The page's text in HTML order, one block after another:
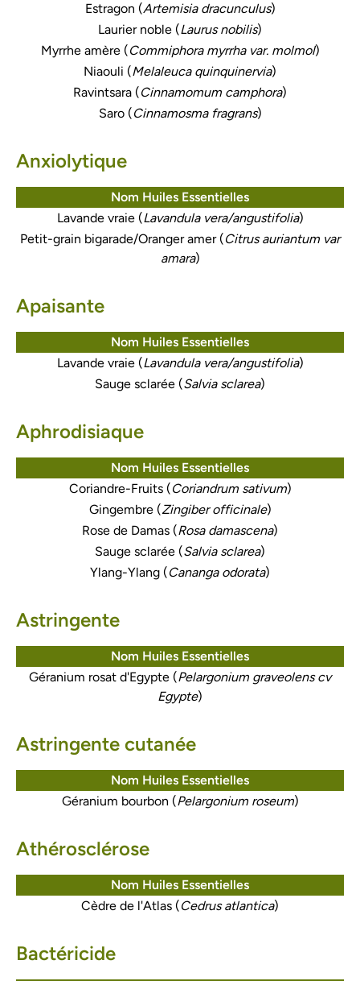
Estragon (Artemisia dracunculus)
Laurier noble (Laurus nobilis)
Myrrhe amère (Commiphora myrrha var. molmol)
Niaouli (Melaleuca quinquinervia)
Ravintsara (Cinnamomum camphora)
Saro (Cinnamosma fragrans)
Anxiolytique
Nom Huiles Essentielles
Lavande vraie (Lavandula vera/angustifolia)
Petit-grain bigarade/Oranger amer (Citrus auriantum var
amara)
Apaisante
Nom Huiles Essentielles
Lavande vraie (Lavandula vera/angustifolia)
Sauge sclarée (Salvia sclarea)
Aphrodisiaque
Nom Huiles Essentielles
Coriandre-Fruits (Coriandrum sativum)
Gingembre (Zingiber officinale)
Rose de Damas (Rosa damascena)
Sauge sclarée (Salvia sclarea)
Ylang-Ylang (Cananga odorata)
Astringente
Nom Huiles Essentielles
Géranium rosat d'Egypte (Pelargonium graveolens cv
Egypte)
Astringente cutanée
Nom Huiles Essentielles
Géranium bourbon (Pelargonium roseum)
Athérosclérose
Nom Huiles Essentielles
Cèdre de l'Atlas (Cedrus atlantica)
Bactéricide